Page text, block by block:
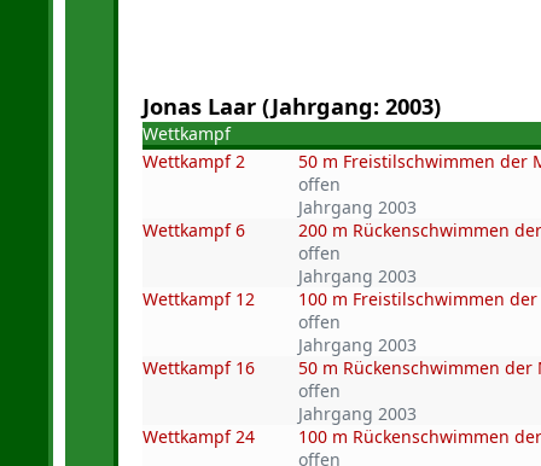
Jonas Laar (Jahrgang: 2003)
Wettkampf
Wettkampf 2
50 m Freistilschwimmen der
offen
Jahrgang 2003
Wettkampf 6
200 m Rückenschwimmen
offen
Jahrgang 2003
Wettkampf 12
100 m Freistilschwimmen
offen
Jahrgang 2003
Wettkampf 16
50 m Rückenschwimmen der
offen
Jahrgang 2003
Wettkampf 24
100 m Rückenschwimmen
offen